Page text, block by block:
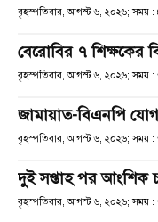
বৃহস্পতিবার, আগস্ট ৬, ২০২৬; সময় :
বেরোবির ৭ শিক্ষকের
বৃহস্পতিবার, আগস্ট ৬, ২০২৬; সময় :
জামায়াত-বিএনপি
বৃহস্পতিবার, আগস্ট ৬, ২০২৬; সময় :
দুই সপ্তাহ পর আংশিক
বৃহস্পতিবার, আগস্ট ৬, ২০২৬; সময় :